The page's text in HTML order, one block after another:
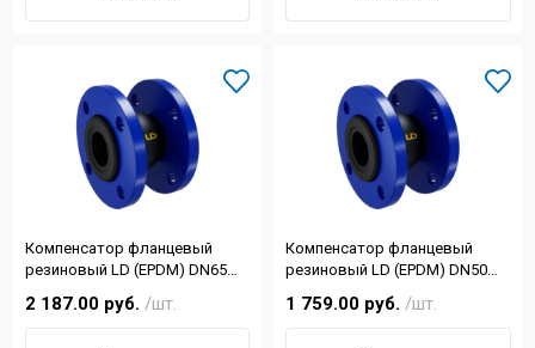
Компенсатор фланцевый
резиновый LD (EPDM) DN65
2 187.00 руб. /шт.
Компенсатор фланцевый
резиновый LD (EPDM) DN50
1 759.00 руб. /шт.